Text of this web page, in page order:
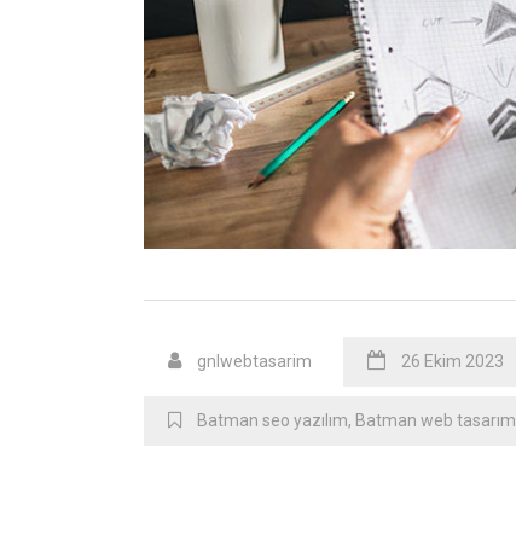
gnlwebtasarim 26 Ekim 2023
Batman ‎seo yazılım, Batman ‎web tasarım